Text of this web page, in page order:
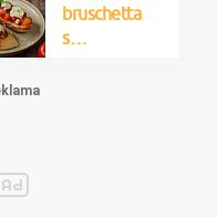
bruschetta
s…